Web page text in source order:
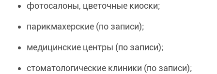
фотосалоны, цветочные киоски;
парикмахерские (по записи);
медицинские центры (по записи);
стоматологические клиники (по записи);